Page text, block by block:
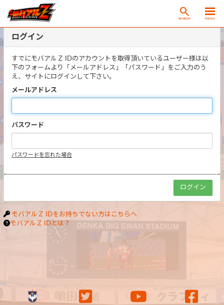
SEARCH MENU
ログイン
すでにモバアルＺ IDのアカウントを取得頂いているユーザー様は以
下のフォームより「メールアドレス」「パスワード」をご入力のう
え、サイトにログインして下さい。
メールアドレス
パスワード
パスワードを忘れた場合
モバアルＺ IDをお持ちでない方はこちらへ
モバアルＺ IDとは？